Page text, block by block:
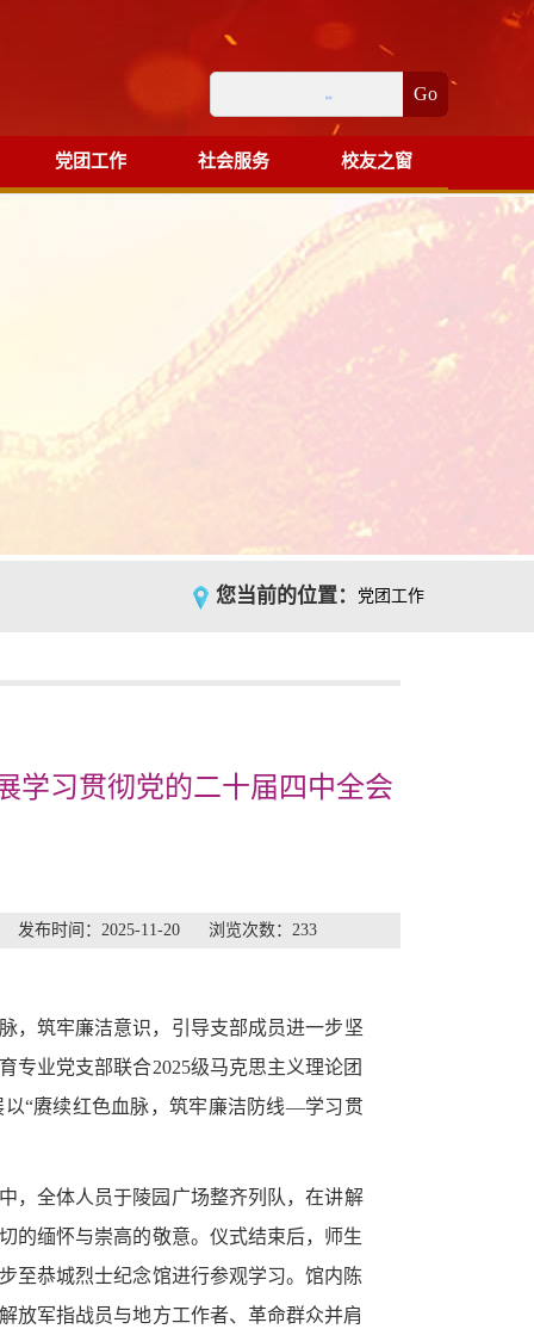
Go
党团工作 社会服务 校友之窗
您当前的位置： 党团工作
习贯彻党的二十届四中全会
布时间：2025-11-20 浏览次数： 233
，筑牢廉洁意识，引导支部成员进一步坚
专业党支部联合2025级马克思主义理论团
“赓续红色血脉，筑牢廉洁防线—学习贯
，全体人员于陵园广场整齐列队，在讲解
的缅怀与崇高的敬意。仪式结束后，师生
至恭城烈士纪念馆进行参观学习。馆内陈
放军指战员与地方工作者、革命群众并肩